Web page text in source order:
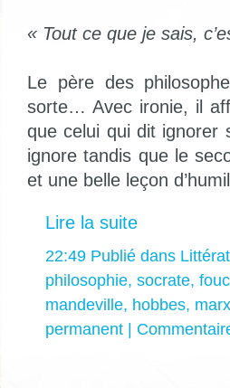
« Tout ce que je sais,
Le père des
sorte… Avec ironie, il
que celui qui dit ignorer
ignore tandis que le
et une belle leçon
Lire la suite
22:49 Publié dans
philosophie, socrate,
mandeville, hobbes, marx
permanent |